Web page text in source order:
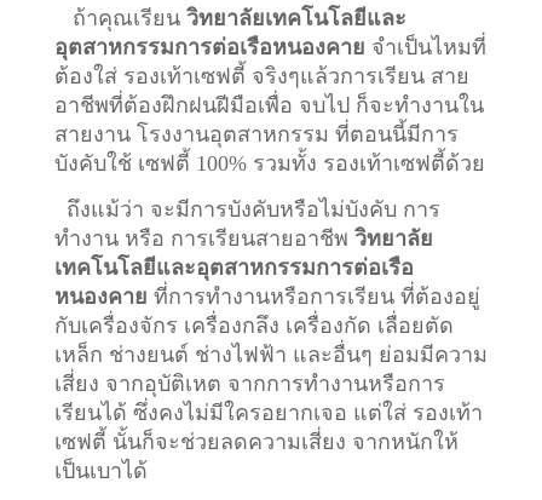
ถ้าคุณเรียน วิทยาลัยเทคโนโลยีและ
อุตสาหกรรมการต่อเรือหนองคาย จำเป็นไหมที่
ต้องใส่ รองเท้าเซฟตี้ จริงๆแล้วการเรียน สาย
อาชีพที่ต้องฝึกฝนฝีมือเพื่อ จบไป ก็จะทำงานใน
สายงาน โรงงานอุตสาหกรรม ที่ตอนนี้มีการ
บังคับใช้ เซฟตี้ 100% รวมทั้ง รองเท้าเซฟตี้ด้วย
ถึงแม้ว่า จะมีการบังคับหรือไม่บังคับ การ
ทำงาน หรือ การเรียนสายอาชีพ วิทยาลัย
เทคโนโลยีและอุตสาหกรรมการต่อเรือ
หนองคาย ที่การทำงานหรือการเรียน ที่ต้องอยู่
กับเครื่องจักร เครื่องกลึง เครื่องกัด เลื่อยตัด
เหล็ก ช่างยนต์ ช่างไฟฟ้า และอื่นๆ ย่อมมีความ
เสี่ยง จากอุบัติเหต จากการทำงานหรือการ
เรียนได้ ซึ่งคงไม่มีใครอยากเจอ แต่ใส่ รองเท้า
เซฟตี้ นั้นก็จะช่วยลดความเสี่ยง จากหนักให้
เป็นเบาได้